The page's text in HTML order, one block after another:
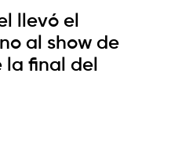
llevó el
al show de
la final del